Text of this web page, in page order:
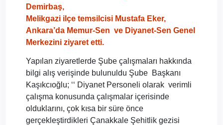
Demirbaş,
Melikgazi ilçe temsilcisi Mustafa Eker,
Ankara’da Memur-Sen ve Diyanet-Sen Genel
Merkezini ziyaret etti.
Yapılan ziyaretlerde Şube çalışmaları hakkında
bilgi alış verişinde bulunuldu Şube Başkanı
Kaşıkcıoğlu; ‘‘ Diyanet Personeli olarak verimli
çalışma konusunda çalışmalar içerisinde
olduklarını, çok kısa bir süre önce
gerçekleştirdikleri Çanakkale Şehitlik gezisi